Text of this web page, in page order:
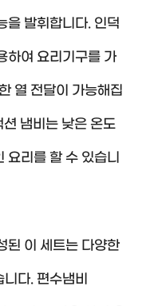
을 발휘합니다. 인덕
하여 요리기구를 가
열 전달이 가능해집
냄비는 낮은 온도
요리를 할 수 있습니
된 이 세트는 다양한
다. 편수냄비